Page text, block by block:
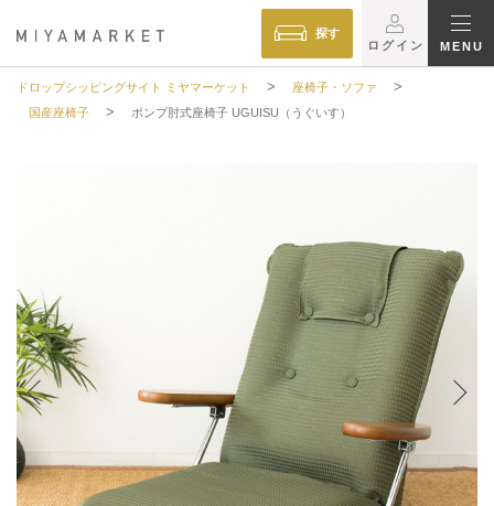
探す
ログイン
MENU
ドロップシッピングサイト ミヤマーケット > 座椅子・ソファ >
国産座椅子 > ポンプ肘式座椅子 UGUISU（うぐいす）